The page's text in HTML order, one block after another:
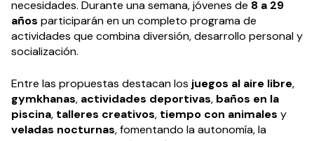
necesidades. Durante una semana, jóvenes de 8 a 29
años participarán en un completo programa de
actividades que combina diversión, desarrollo personal y
socialización.
Entre las propuestas destacan los juegos al aire libre,
gymkhanas, actividades deportivas, baños en la
piscina, talleres creativos, tiempo con animales y
veladas nocturnas, fomentando la autonomía, la